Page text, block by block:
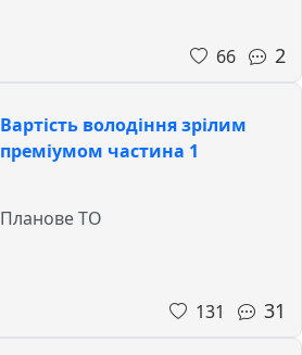
66 2
Вартість володіння зрілим
преміумом частина 1
Планове ТО
131 31